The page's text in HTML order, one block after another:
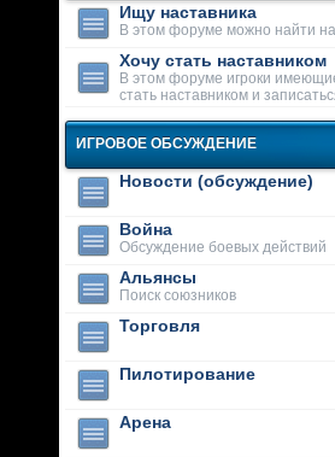
Ищу наставника
В этом форуме можно найти
Хочу стать наставником
В этом форуме игроки
стать наставником и
ИГРОВОЕ ОБСУЖДЕНИЕ
Новости (обсуждение)
Война
Обсуждение боевых действий
Альянсы
Поиск союзников
Торговля
Пилотирование
Арена